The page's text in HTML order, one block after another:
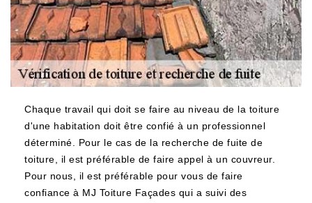
Chaque travail qui doit se faire au niveau de la toiture
d'une habitation doit être confié à un professionnel
déterminé. Pour le cas de la recherche de fuite de
toiture, il est préférable de faire appel à un couvreur.
Pour nous, il est préférable pour vous de faire
confiance à MJ Toiture Façades qui a suivi des